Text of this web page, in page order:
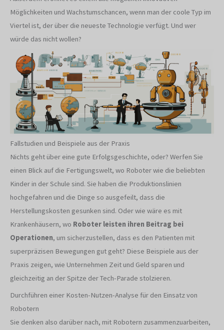
Möglichkeiten und Wachstumschancen, wenn man der coole Typ im
Viertel ist, der über die neueste Technologie verfügt. Und wer
würde das nicht wollen?
Fallstudien und Beispiele aus der Praxis
Nichts geht über eine gute Erfolgsgeschichte, oder? Werfen Sie
einen Blick auf die Fertigungswelt, wo Roboter wie die beliebten
Kinder in der Schule sind. Sie haben die Produktionslinien
hochgefahren und die Dinge so ausgefeilt, dass die
Herstellungskosten gesunken sind. Oder wie wäre es mit
Krankenhäusern, wo Roboter leisten ihren Beitrag bei
Operationen, um sicherzustellen, dass es den Patienten mit
superpräzisen Bewegungen gut geht? Diese Beispiele aus der
Praxis zeigen, wie Unternehmen Zeit und Geld sparen und
gleichzeitig an der Spitze der Tech-Parade stolzieren.
Durchführen einer Kosten-Nutzen-Analyse für den Einsatz von
Robotern
Sie denken also darüber nach, mit Robotern zusammenzuarbeiten,